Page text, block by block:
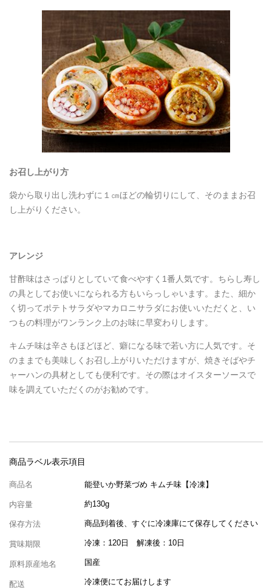
お召し上がり方
袋から取り出し洗わずに１㎝ほどの輪切りにして、そのままお召
し上がりください。
アレンジ
甘酢味はさっぱりとしていて食べやすく1番人気です。ちらし寿し
の具としてお使いになられる方もいらっしゃいます。また、細か
く切ってポテトサラダやマカロニサラダにお使いいただくと、い
つもの料理がワンランク上のお味に早変わりします。
キムチ味は辛さもほどほど、癖になる味で若い方に人気です。そ
のままでも美味しくお召し上がりいただけますが、焼きそばやチ
ャーハンの具材としても便利です。その際はオイスターソースで
味を調えていただくのがお勧めです。
商品ラベル表示項目
商品名 能登いか野菜づめ キムチ味【冷凍】
内容量 約130g
保存方法 商品到着後、すぐに冷凍庫にて保存してください
賞味期限 冷凍：120日 解凍後：10日
原料原産地名 国産
配送 冷凍便にてお届けします